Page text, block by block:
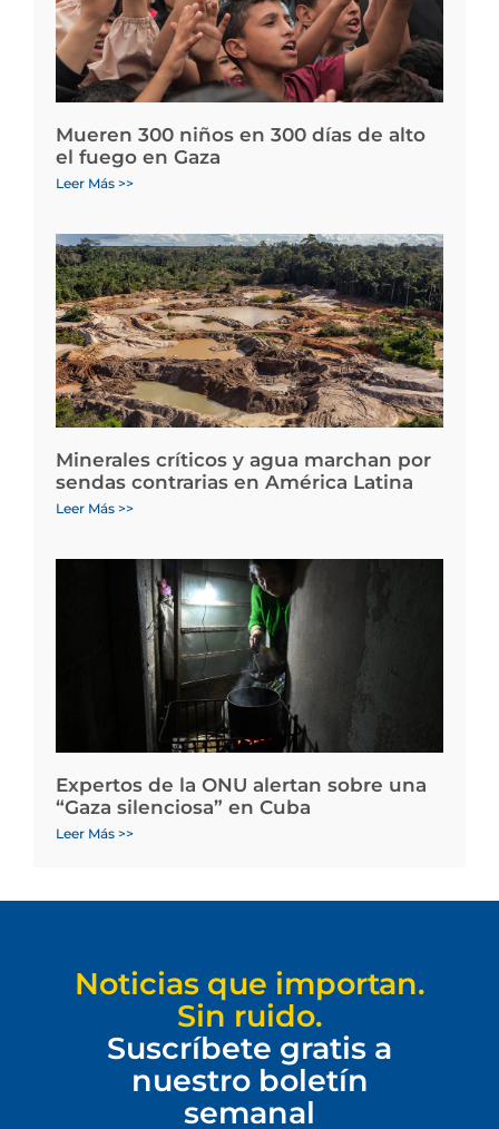
Mueren 300 niños en 300 días de alto
el fuego en Gaza
Leer Más >>
Minerales críticos y agua marchan por
sendas contrarias en América Latina
Leer Más >>
Expertos de la ONU alertan sobre una
“Gaza silenciosa” en Cuba
Leer Más >>
Noticias que importan.
Sin ruido.
Suscríbete gratis a
nuestro boletín
semanal